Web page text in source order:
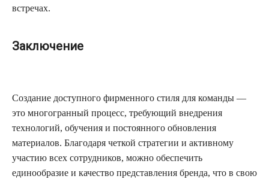
встречах.
Заключение
Создание доступного фирменного стиля для команды —
это многогранный процесс, требующий внедрения
технологий, обучения и постоянного обновления
материалов. Благодаря четкой стратегии и активному
участию всех сотрудников, можно обеспечить
единообразие и качество представления бренда, что в свою